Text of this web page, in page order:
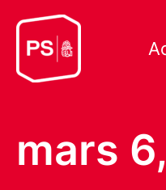
mars